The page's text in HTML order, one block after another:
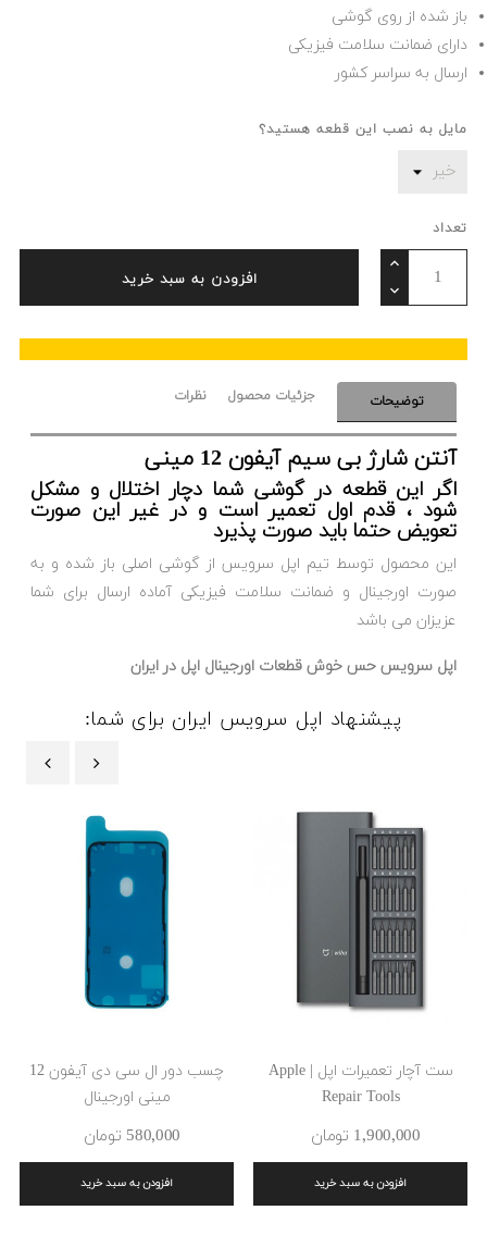
باز شده از روی گوشی
دارای ضمانت سلامت فیزیکی
ارسال به سراسر کشور
مایل به نصب این قطعه هستید؟
تعداد
افزودن به سبد خرید
توضیحات جزئیات محصول نظرات
آنتن شارژ بی سیم آیفون 12 مینی
اگر این قطعه در گوشی شما دچار اختلال و مشکل
شود ، قدم اول تعمیر است و در غیر این صورت
تعویض حتما باید صورت پذیرد
این محصول توسط تیم اپل سرویس از گوشی اصلی باز شده و به
صورت اورجینال و ضمانت سلامت فیزیکی آماده ارسال برای شما
عزیزان می باشد
اپل سرویس حس خوش قطعات اورجینال اپل در ایران
پیشنهاد اپل سرویس ایران برای شما:
ست آچار تعمیرات اپل | Apple
Repair Tools
1٬900٬000 ‎تومان
افزودن به سبد خرید
چسب دور ال سی دی آیفون 12
مینی اورجینال
580٬000 ‎تومان
افزودن به سبد خرید